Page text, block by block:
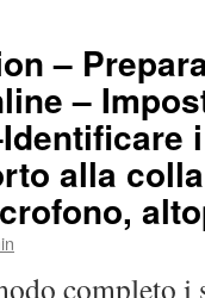
–
–
alla
completo